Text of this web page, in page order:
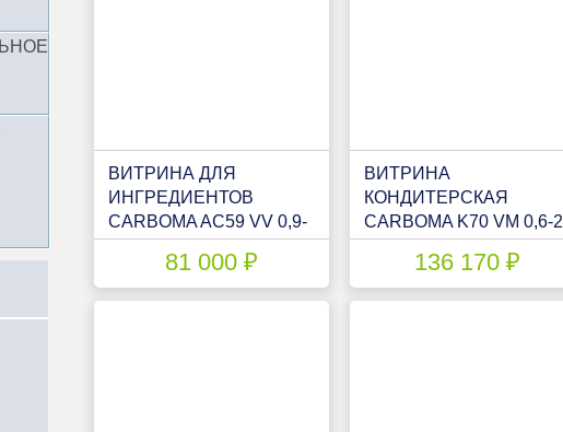
ВИТРИНА ДЛЯ
ИНГРЕДИЕНТОВ
CARBOMA AC59 VV 0,9-
1 (0430)
(П0000009306.2461)
81 000 ₽
ВИТРИНА
КОНДИТЕРСКАЯ
CARBOMA K70 VM 0,6-2
STANDARD
(ОТКРЫТАЯ)
(П0000008010)
136 170 ₽